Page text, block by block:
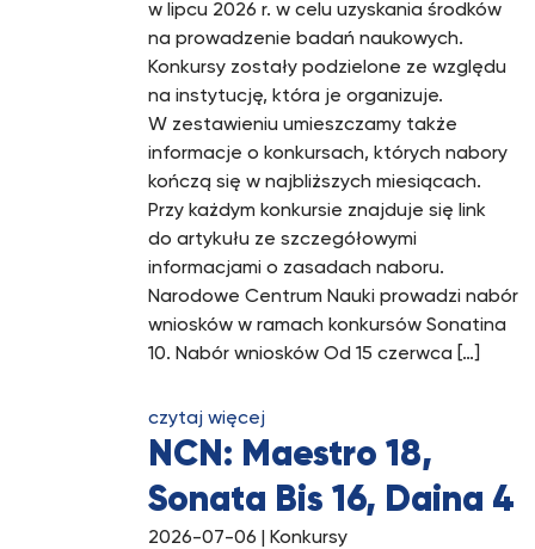
w lipcu 2026 r. w celu uzyskania środków
na prowadzenie badań naukowych.
Konkursy zostały podzielone ze względu
na instytucję, która je organizuje.
W zestawieniu umieszczamy także
informacje o konkursach, których nabory
kończą się w najbliższych miesiącach.
Przy każdym konkursie znajduje się link
do artykułu ze szczegółowymi
informacjami o zasadach naboru.
Narodowe Centrum Nauki prowadzi nabór
wniosków w ramach konkursów Sonatina
10. Nabór wniosków Od 15 czerwca […]
czytaj więcej
NCN: Maestro 18,
Sonata Bis 16, Daina 4
2026-07-06 | Konkursy